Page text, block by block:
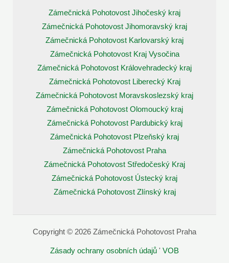
Zámečnická Pohotovost Jihočeský kraj
Zámečnická Pohotovost Jihomoravský kraj
Zámečnická Pohotovost Karlovarský kraj
Zámečnická Pohotovost Kraj Vysočina
Zámečnická Pohotovost Královehradecký kraj
Zámečnická Pohotovost Liberecký Kraj
Zámečnická Pohotovost Moravskoslezský kraj
Zámečnická Pohotovost Olomoucký kraj
Zámečnická Pohotovost Pardubický kraj
Zámečnická Pohotovost Plzeňský kraj
Zámečnická Pohotovost Praha
Zámečnická Pohotovost Středočeský Kraj
Zámečnická Pohotovost Ústecký kraj
Zámečnická Pohotovost Zlínský kraj
Copyright © 2026 Zámečnická Pohotovost Praha
Zásady ochrany osobních údajů ' VOB